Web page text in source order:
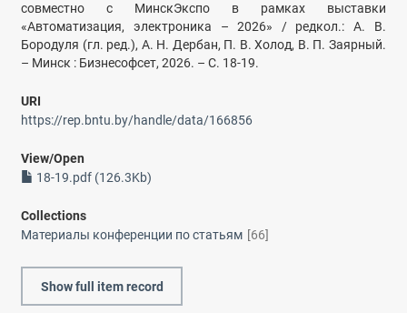
совместно с МинскЭкспо в рамках выставки
«Автоматизация, электроника – 2026» / редкол.: А. В.
Бородуля (гл. ред.), А. Н. Дербан, П. В. Холод, В. П. Заярный.
– Минск : Бизнесофсет, 2026. – С. 18-19.
URI
https://rep.bntu.by/handle/data/166856
View/Open
18-19.pdf (126.3Kb)
Collections
Материалы конференции по статьям [66]
Show full item record